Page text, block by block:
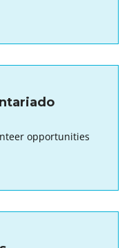
opportunities